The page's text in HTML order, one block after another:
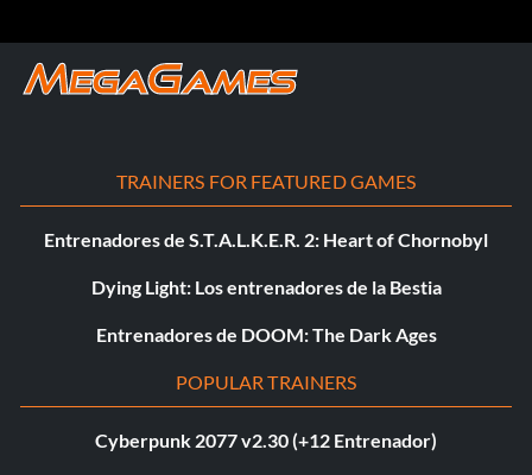
TRAINERS FOR FEATURED GAMES
Entrenadores de S.T.A.L.K.E.R. 2: Heart of Chornobyl
Dying Light: Los entrenadores de la Bestia
Entrenadores de DOOM: The Dark Ages
POPULAR TRAINERS
Cyberpunk 2077 v2.30 (+12 Entrenador)